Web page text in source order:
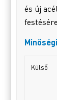
és új
Külső